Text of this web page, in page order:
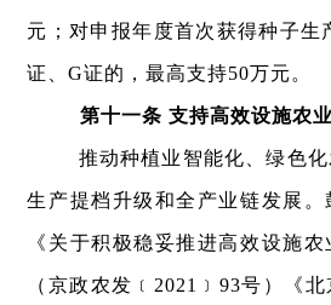
元；对申报年度首次获得种子生
证、G证的，最高支持50万元。
第十一条 支持高效设施农业
推动种植业智能化、绿色
生产提档升级和全产业链发展
《关于积极稳妥推进高效设施农
（京政农发﹝2021﹞93号）《